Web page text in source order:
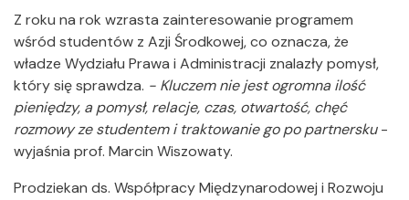
Z roku na rok wzrasta zainteresowanie programem
wśród studentów z Azji Środkowej, co oznacza, że
władze Wydziału Prawa i Administracji znalazły pomysł,
który się sprawdza. - Kluczem nie jest ogromna ilość
pieniędzy, a pomysł, relacje, czas, otwartość, chęć
rozmowy ze studentem i traktowanie go po partnersku-
wyjaśnia prof. Marcin Wiszowaty.
Prodziekan ds. Współpracy Międzynarodowej i Rozwoju